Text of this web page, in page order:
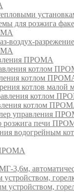
для розжига
воздух-
ПРОМА
котлом
котлом
котлов малой
котлом
котлом
управления
розжига печи
водогрейным
ПРОМА
устройством,
устройством,